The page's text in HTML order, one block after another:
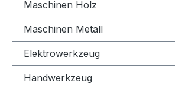
Maschinen Holz
Maschinen Metall
Elektrowerkzeug
Handwerkzeug